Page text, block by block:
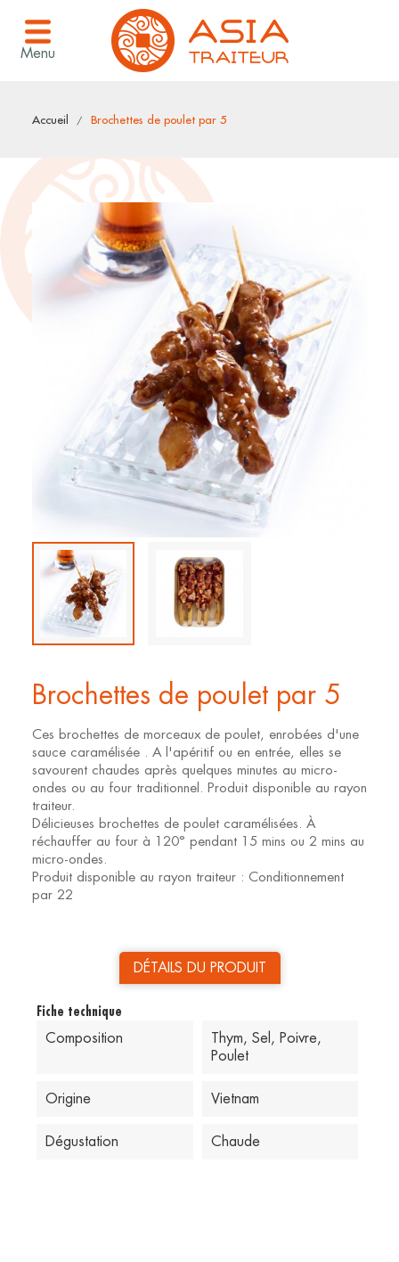
Menu
Accueil Brochettes de poulet par 5
DÉTAILS DU PRODUIT
Fiche technique
Composition
Thym, Sel, Poivre,
Poulet
Origine Vietnam
Dégustation Chaude
Brochettes de poulet par 5
Ces brochettes de morceaux de poulet, enrobées d'une
sauce caramélisée . A l'apéritif ou en entrée, elles se
savourent chaudes après quelques minutes au micro-
ondes ou au four traditionnel. Produit disponible au rayon
traiteur.
Délicieuses brochettes de poulet caramélisées. À
réchauffer au four à 120° pendant 15 mins ou 2 mins au
micro-ondes.
Produit disponible au rayon traiteur : Conditionnement
par 22